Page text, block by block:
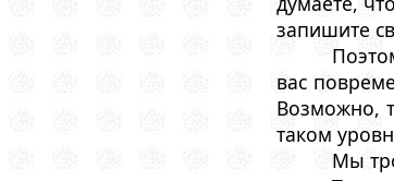
запишите
вас
Возможно,
таком
Мы